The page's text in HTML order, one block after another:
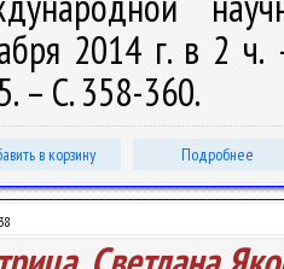
2014 г. в 2
– С. 358-360.
в корзину Подробнее